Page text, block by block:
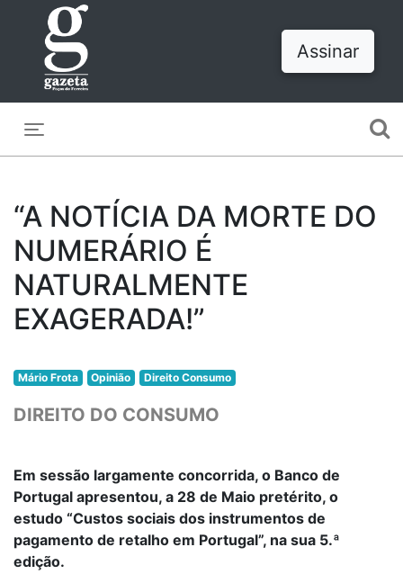
Assinar
“A NOTÍCIA DA MORTE DO
NUMERÁRIO É
NATURALMENTE
EXAGERADA!”
Mário Frota Opinião Direito Consumo
DIREITO DO CONSUMO
Em sessão largamente concorrida, o Banco de
Portugal apresentou, a 28 de Maio pretérito, o
estudo “Custos sociais dos instrumentos de
pagamento de retalho em Portugal”, na sua 5.ª
edição.